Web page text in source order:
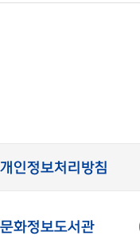
개인정보처리방침
문화정보도서관